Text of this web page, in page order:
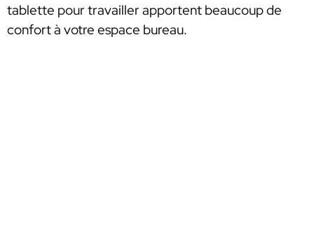
tablette pour travailler apportent beaucoup de
confort à votre espace bureau.